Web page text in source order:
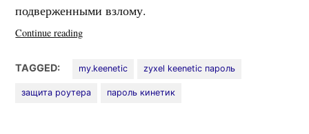
подверженными взлому.
Continue reading«Как
пароль
роутере
TAGGED: my.keenetic zyxel keenetic пароль
защита роутера пароль кинетик